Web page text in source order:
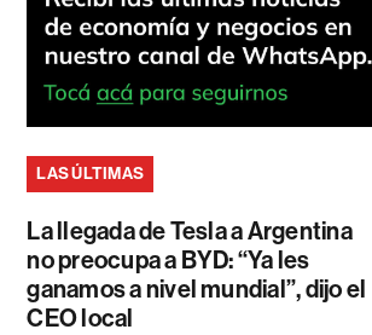
LAS ÚLTIMAS
La llegada de Tesla a Argentina
no preocupa a BYD: “Ya les
ganamos a nivel mundial”, dijo el
CEO local